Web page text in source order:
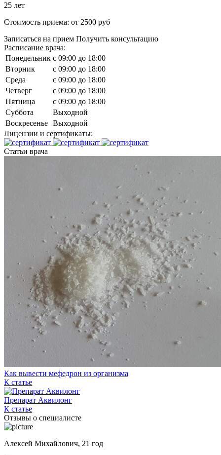
25 лет
Стоимость приема: от 2500 руб
Записаться на прием Получить консультацию
Расписание врача:
Понедельник c 09:00 до 18:00
Вторник
c 09:00 до 18:00
Среда
c 09:00 до 18:00
Четверг
c 09:00 до 18:00
Пятница
c 09:00 до 18:00
Суббота
Выходной
Воскресенье Выходной
Лицензии и сертификаты:
Статьи врача
Как вывести мефедрон из организма
К статье
Препарат Аквилонг
К статье
Отзывы о специалисте
Алексей Михайлович, 21 год